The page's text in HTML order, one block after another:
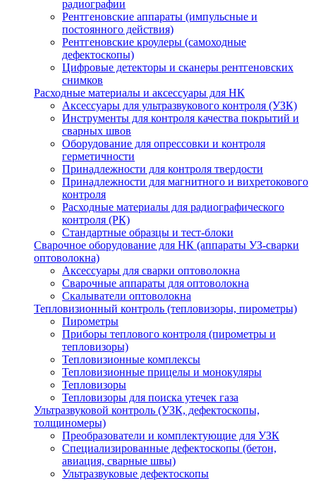
радиографии
Рентгеновские аппараты (импульсные и
постоянного действия)
Рентгеновские кроулеры (самоходные
дефектоскопы)
Цифровые детекторы и сканеры рентгеновских
снимков
Расходные материалы и аксессуары для НК
Аксессуары для ультразвукового контроля (УЗК)
Инструменты для контроля качества покрытий и
сварных швов
Оборудование для опрессовки и контроля
герметичности
Принадлежности для контроля твердости
Принадлежности для магнитного и вихретокового
контроля
Расходные материалы для радиографического
контроля (РК)
Стандартные образцы и тест-блоки
Сварочное оборудование для НК (аппараты УЗ-сварки
оптоволокна)
Аксессуары для сварки оптоволокна
Сварочные аппараты для оптоволокна
Скалыватели оптоволокна
Тепловизионный контроль (тепловизоры, пирометры)
Пирометры
Приборы теплового контроля (пирометры и
тепловизоры)
Тепловизионные комплексы
Тепловизионные прицелы и монокуляры
Тепловизоры
Тепловизоры для поиска утечек газа
Ультразвуковой контроль (УЗК, дефектоскопы,
толщиномеры)
Преобразователи и комплектующие для УЗК
Специализированные дефектоскопы (бетон,
авиация, сварные швы)
Ультразвуковые дефектоскопы